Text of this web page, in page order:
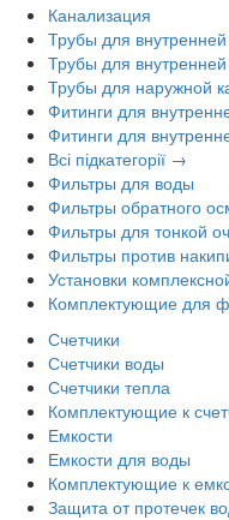
Канализация
Трубы для
Трубы для
Трубы для наружной
Фитинги для
Фитинги для
Всі підкатегорії →
Фильтры для воды
Фильтры обратного
Фильтры для тонкой
Фильтры против
Установки
Комплектующие для
Счетчики
Счетчики воды
Счетчики тепла
Комплектующие к
Емкости
Емкости для воды
Комплектующие к
Защита от протечек